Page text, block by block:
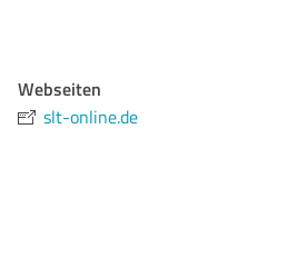
Webseiten
slt-online.de